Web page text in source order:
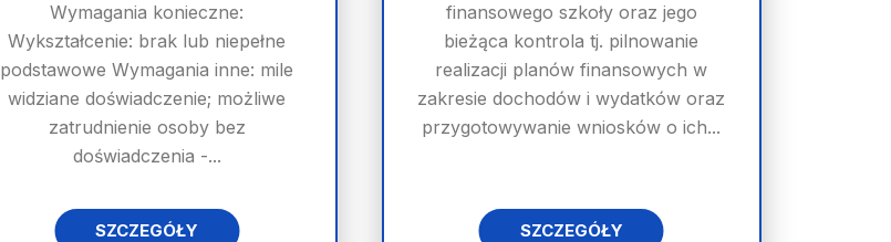
Wymagania konieczne:
Wykształcenie: brak lub niepełne
podstawowe Wymagania inne: mile
widziane doświadczenie; możliwe
zatrudnienie osoby bez
doświadczenia -...
SZCZEGÓŁY
finansowego szkoły oraz jego
bieżąca kontrola tj. pilnowanie
realizacji planów finansowych w
zakresie dochodów i wydatków oraz
przygotowywanie wniosków o ich...
SZCZEGÓŁY